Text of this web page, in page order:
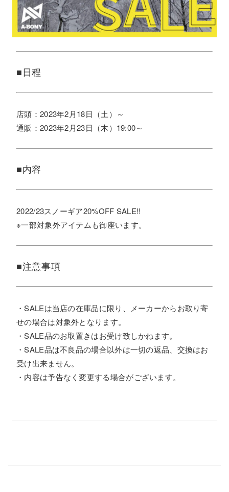
■日程
店頭：2023年2月18日（土）～
通販：2023年2月23日（木）19:00～
■内容
2022/23スノーギア20%OFF SALE!!
※一部対象外アイテムも御座います。
■注意事項
・SALEは当店の在庫品に限り、メーカーからお取り寄
せの場合は対象外となります。
・SALE品のお取置きはお受け致しかねます。
・SALE品は不良品の場合以外は一切の返品、交換はお
受け出来ません。
・内容は予告なく変更する場合がございます。